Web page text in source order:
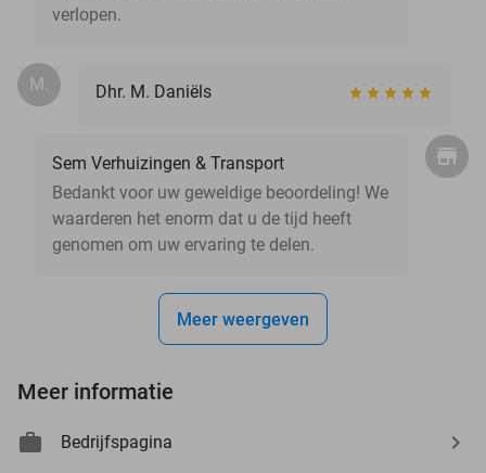
verlopen.
M. Dhr. M. Daniëls
Sem Verhuizingen & Transport
Bedankt voor uw geweldige beoordeling! We
waarderen het enorm dat u de tijd heeft
genomen om uw ervaring te delen.
Meer weergeven
Meer informatie
Bedrijfspagina